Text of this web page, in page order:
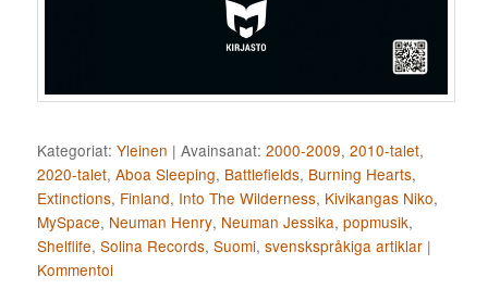
Kategoriat: Yleinen |Avainsanat: 2000-2009,2010-talet,
2020-talet,Aboa Sleeping, Battlefields, Burning Hearts,
Extinctions, Finland, Into The Wilderness, Kivikangas Niko,
MySpace, Neuman Henry, Neuman Jessika,popmusik,
Shelflife,Solina Records,Suomi,svenskspråkiga artiklar |
Kommentoi